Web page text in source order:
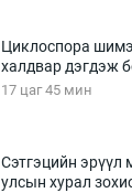
Циклоспора
халдвар дэгдэж
17 цаг 45 мин
Сэтгэцийн эрүүл
улсын хурал